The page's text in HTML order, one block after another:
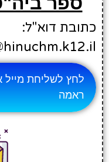
כתובת דוא"ל:
לחץ לשליחת מייל
ראמה